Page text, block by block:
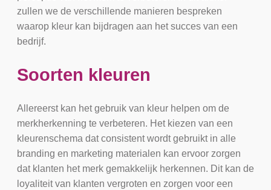
zullen we de verschillende manieren bespreken
waarop kleur kan bijdragen aan het succes van een
bedrijf.
Soorten kleuren
Allereerst kan het gebruik van kleur helpen om de
merkherkenning te verbeteren. Het kiezen van een
kleurenschema dat consistent wordt gebruikt in alle
branding en marketing materialen kan ervoor zorgen
dat klanten het merk gemakkelijk herkennen. Dit kan de
loyaliteit van klanten vergroten en zorgen voor een